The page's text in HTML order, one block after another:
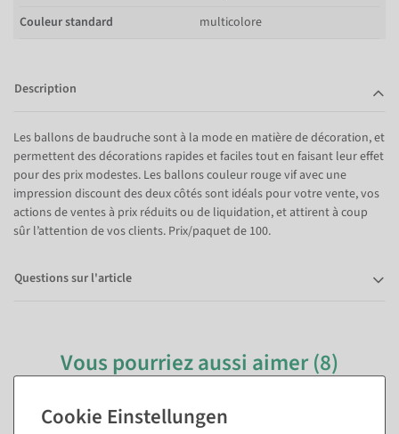
Couleur standard
multicolore
Description
Les ballons de baudruche sont à la mode en matière de décoration, et
permettent des décorations rapides et faciles tout en faisant leur effet
pour des prix modestes. Les ballons couleur rouge vif avec une
impression discount des deux côtés sont idéals pour votre vente, vos
actions de ventes à prix réduits ou de liquidation, et attirent à coup
sûr l’attention de vos clients. Prix/paquet de 100.
Questions sur l'article
Vous pourriez aussi aimer (8)